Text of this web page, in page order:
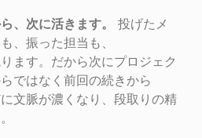
、次に活きます。
投げたメ
、振った担当も、
ます。だから次にプロジェク
ではなく前回の続きから
文脈が濃くなり、段取りの精